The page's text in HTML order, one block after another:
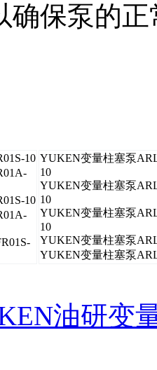
确保泵的
10
10
YUKEN变量柱塞泵
10
YUKEN变量柱塞泵
10
YUKEN变量柱塞泵
10
YUKEN变量柱塞泵
YUKEN变量柱塞泵
油研变